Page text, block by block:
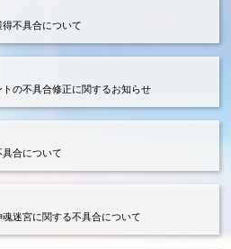
得不具合について
の不具合修正に関するお知らせ
合について
迷宮に関する不具合について